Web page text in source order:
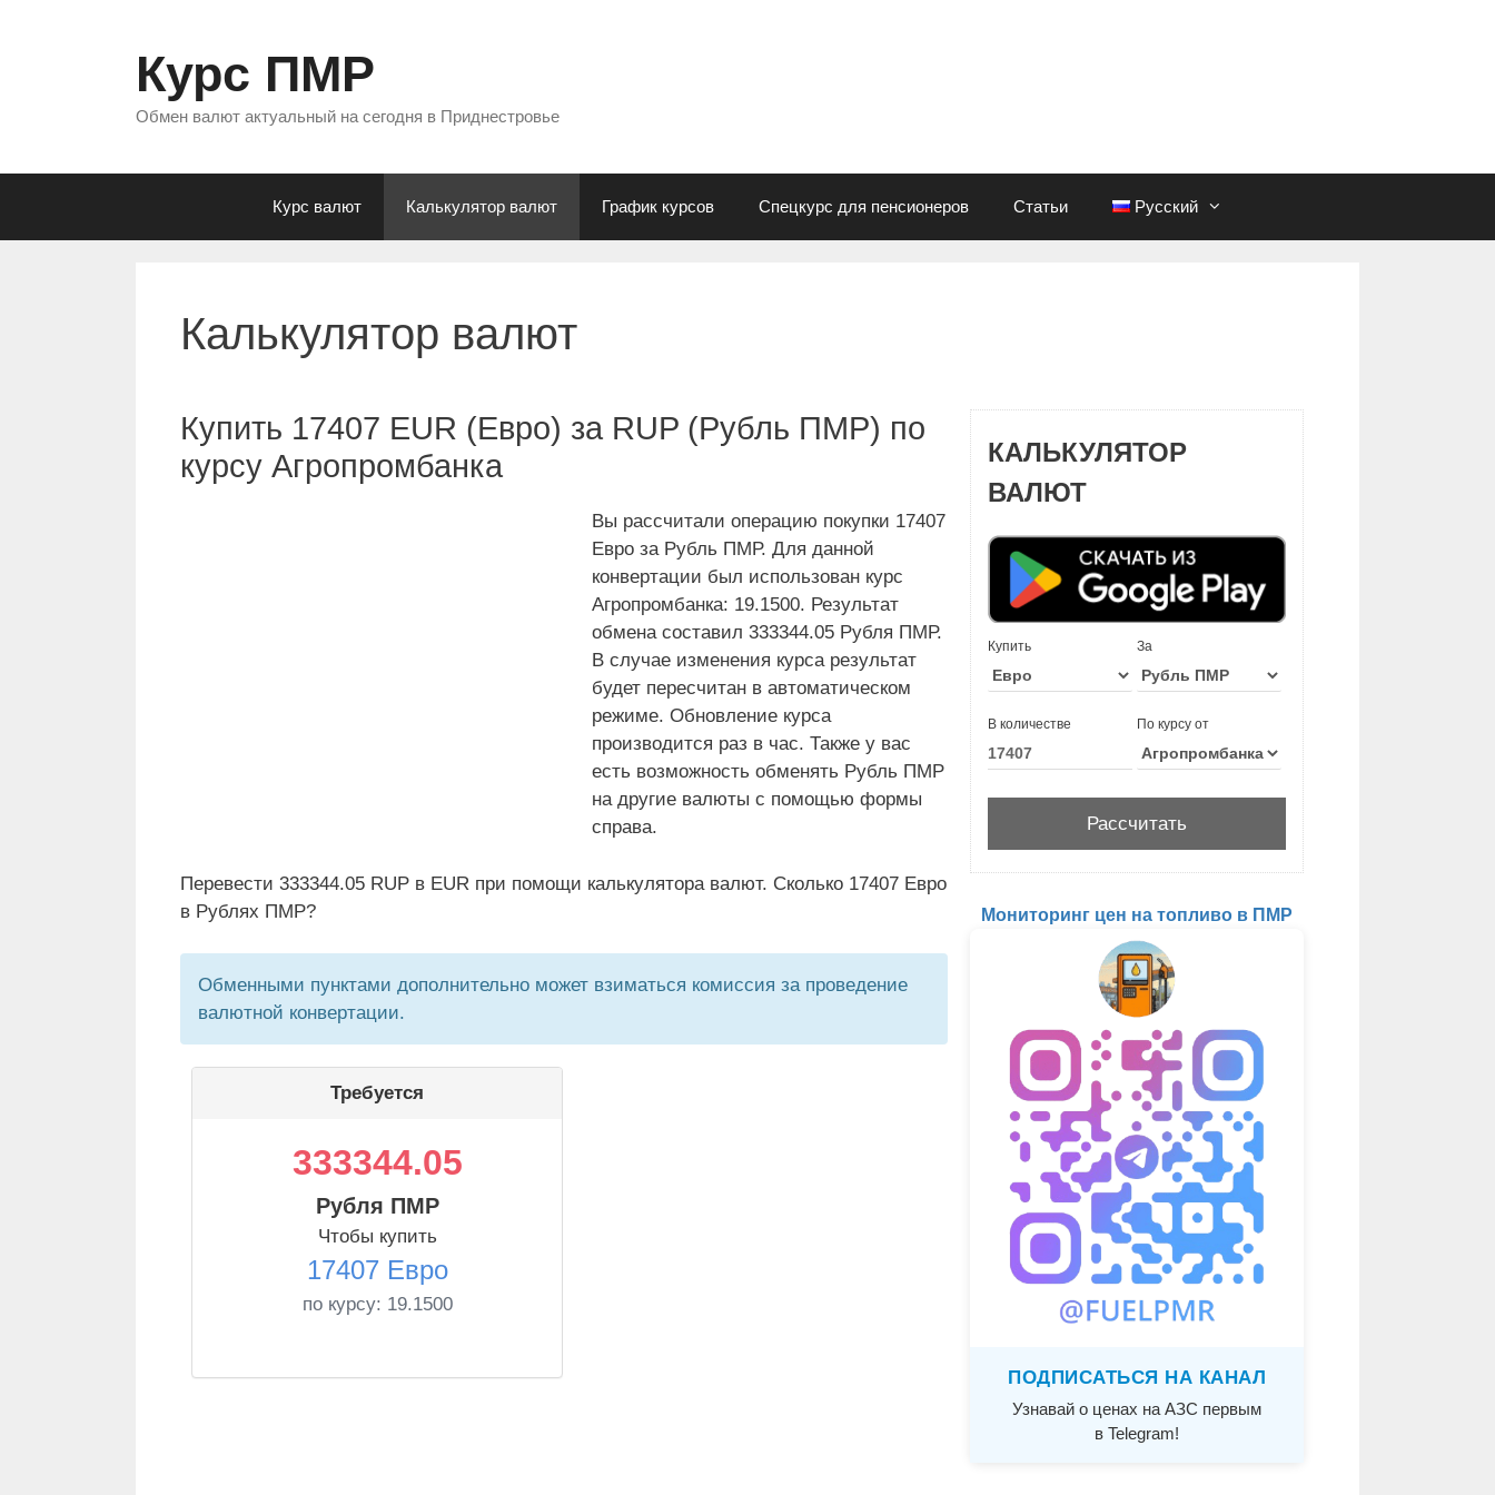
Курс ПМР
Обмен валют актуальный на сегодня в Приднестровье
Курс валют Калькулятор валют График курсов Спецкурс для пенсионеров Статьи Русский
Калькулятор валют
Купить 17407 EUR (Евро) за RUP (Рубль ПМР) по
курсу Агропромбанка
Вы рассчитали операцию покупки 17407
Евро за Рубль ПМР. Для данной
конвертации был использован курс
Агропромбанка: 19.1500. Результат
обмена составил 333344.05 Рубля ПМР.
В случае изменения курса результат
будет пересчитан в автоматическом
режиме. Обновление курса
производится раз в час. Также у вас
есть возможность обменять Рубль ПМР
на другие валюты с помощью формы
справа.
Перевести 333344.05 RUP в EUR при помощи калькулятора валют. Сколько 17407 Евро
в Рублях ПМР?
Обменными пунктами дополнительно может взиматься комиссия за проведение
валютной конвертации.
Требуется
333344.05
Рубля ПМР
Чтобы купить
17407 Евро
по курсу: 19.1500
КАЛЬКУЛЯТОР
ВАЛЮТ
Купить За
В количестве По курсу от
Мониторинг цен на топливо в ПМР
ПОДПИСАТЬСЯ НА КАНАЛ
Узнавай о ценах на АЗС первым
в Telegram!